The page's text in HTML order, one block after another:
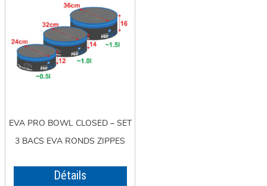
EVA PRO BOWL CLOSED – SET
3 BACS EVA RONDS ZIPPES
Détails